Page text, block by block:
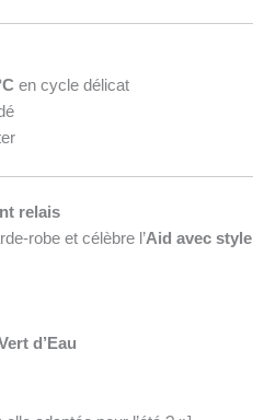
en cycle délicat
relais
robe et célèbre l’Aid avec style
d’Eau